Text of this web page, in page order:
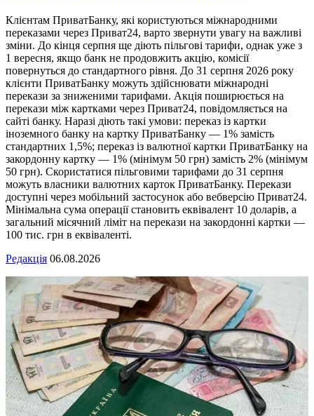
Клієнтам ПриватБанку, які користуються міжнародними
переказами через Приват24, варто звернути увагу на важливі
зміни. До кінця серпня ще діють пільгові тарифи, однак уже з
1 вересня, якщо банк не продовжить акцію, комісії
повернуться до стандартного рівня. До 31 серпня 2026 року
клієнти ПриватБанку можуть здійснювати міжнародні
перекази за зниженими тарифами. Акція поширюється на
перекази між картками через Приват24, повідомляється на
сайті банку. Наразі діють такі умови: переказ із картки
іноземного банку на картку ПриватБанку — 1% замість
стандартних 1,5%; переказ із валютної картки ПриватБанку на
закордонну картку — 1% (мінімум 50 грн) замість 2% (мінімум
50 грн). Скористатися пільговими тарифами до 31 серпня
можуть власники валютних карток ПриватБанку. Перекази
доступні через мобільний застосунок або вебверсію Приват24.
Мінімальна сума операції становить еквівалент 10 доларів, а
загальний місячний ліміт на перекази на закордонні картки —
100 тис. грн в еквіваленті.
Редакція 06.08.2026